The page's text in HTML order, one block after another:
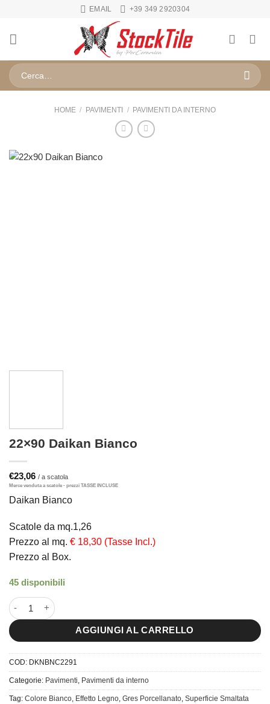
contenuti
EMAIL +39 349 2920304
Cerca:
HOME / PAVIMENTI / PAVIMENTI DA INTERNO
22×90 Daikan Bianco
€23,06
Daikan Bianco
Scatole da mq.1,26
Prezzo al mq. € 18,30 (Tasse Incl.)
Prezzo al Box.
45 disponibili
22x90 Daikan Bianco quantità
AGGIUNGI AL CARRELLO
COD: DKNBNC2291
Categorie: Pavimenti, Pavimenti da interno
Tag: Colore Bianco, Effetto Legno, Gres Porcellanato, Superficie Smaltata